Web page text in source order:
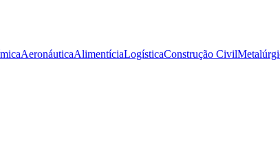
AeronáuticaAlimentíciaLogísticaConstrução Civil